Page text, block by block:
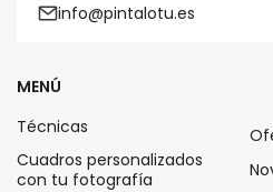
info@pintalotu.es
MENÚ
Técnicas
Cuadros personalizados
con tu fotografía